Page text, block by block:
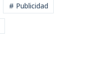
# Publicidad